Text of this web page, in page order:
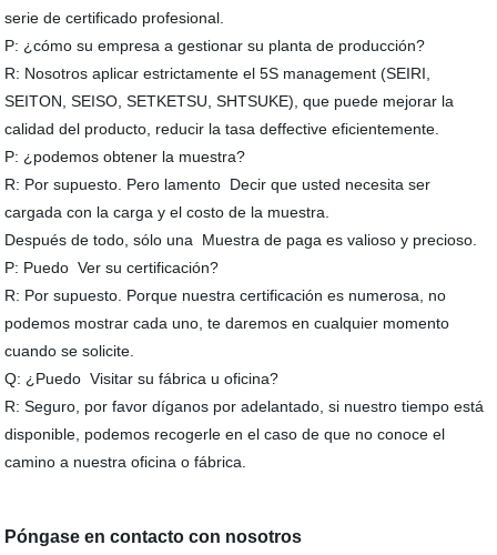
serie de certificado profesional.
P: ¿cómo su empresa a gestionar su planta de producción?
R: Nosotros aplicar estrictamente el 5S management (SEIRI,
SEITON, SEISO, SETKETSU, SHTSUKE), que puede mejorar la
calidad del producto, reducir la tasa deffective eficientemente.
P: ¿podemos obtener la muestra?
R: Por supuesto. Pero lamento Decir que usted necesita ser
cargada con la carga y el costo de la muestra.
Después de todo, sólo una Muestra de paga es valioso y precioso.
P: Puedo Ver su certificación?
R: Por supuesto. Porque nuestra certificación es numerosa, no
podemos mostrar cada uno, te daremos en cualquier momento
cuando se solicite.
Q: ¿Puedo Visitar su fábrica u oficina?
R: Seguro, por favor díganos por adelantado, si nuestro tiempo está
disponible, podemos recogerle en el caso de que no conoce el
camino a nuestra oficina o fábrica.
Póngase en contacto con nosotros